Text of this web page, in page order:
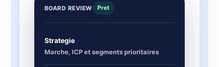
BOARD REVIEW Pret
Strategie
Marche, ICP et segments prioritaires